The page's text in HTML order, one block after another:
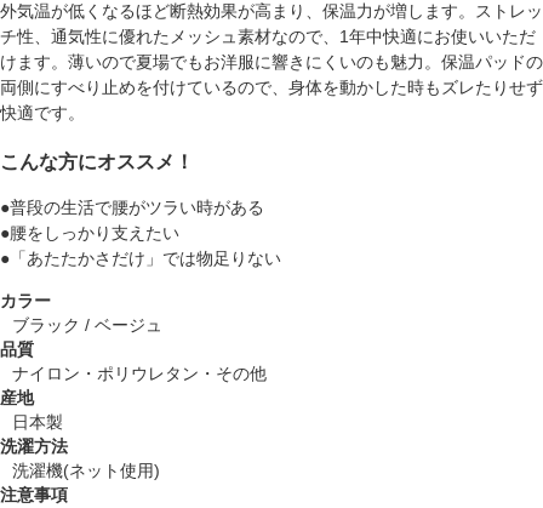
外気温が低くなるほど断熱効果が高まり、保温力が増します。ストレッ
チ性、通気性に優れたメッシュ素材なので、1年中快適にお使いいただ
けます。薄いので夏場でもお洋服に響きにくいのも魅力。保温パッドの
両側にすべり止めを付けているので、身体を動かした時もズレたりせず
快適です。
こんな方にオススメ！
●普段の生活で腰がツラい時がある
●腰をしっかり支えたい
●「あたたかさだけ」では物足りない
カラー
ブラック / ベージュ
品質
ナイロン・ポリウレタン・その他
産地
日本製
洗濯方法
洗濯機(ネット使用)
注意事項